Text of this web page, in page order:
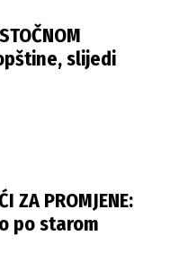
slijedi
ZA PROMJENE:
po starom